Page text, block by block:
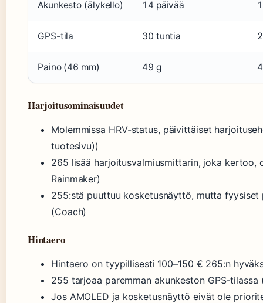
Akunkesto (älykello) 14 päivää
GPS-tila 30 tuntia
Paino (46 mm) 49 g
Harjoitusominaisuudet
Molemmissa HRV-status, päivittäiset
tuotesivu))
265 lisää harjoitusvalmiusmittarin, joka kertoo,
Rainmaker)
255:stä puuttuu kosketusnäyttö, mutta
(Coach)
Hintaero
Hintaero on tyypillisesti 100–150 € 265:n
255 tarjoaa paremman akunkeston GPS-
Jos AMOLED ja kosketusnäyttö eivät ole